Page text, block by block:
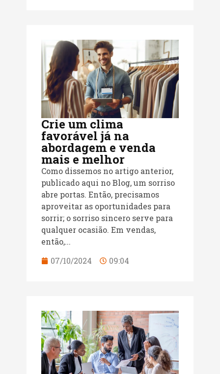
Crie um clima
favorável já na
abordagem e venda
mais e melhor
Como dissemos no artigo anterior,
publicado aqui no Blog, um sorriso
abre portas. Então, precisamos
aproveitar as oportunidades para
sorrir; o sorriso sincero serve para
qualquer ocasião. Em vendas,
então,...
07/10/2024
09:04